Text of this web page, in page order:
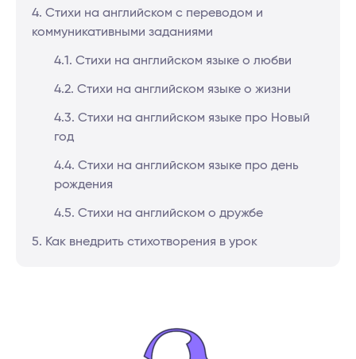
4. Стихи на английском с переводом и
коммуникативными заданиями
4.1. Стихи на английском языке о любви
4.2. Стихи на английском языке о жизни
4.3. Стихи на английском языке про Новый
год
4.4. Стихи на английском языке про день
рождения
4.5. Стихи на английском о дружбе
5. Как внедрить стихотворения в урок